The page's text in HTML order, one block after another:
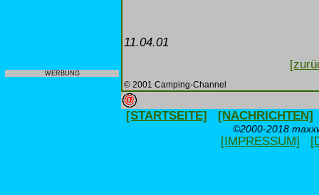
WERBUNG
11.04.01
© 2001 Camping-Channel
[STARTSEITE] [NACHRICHTEN]
©2000-2018
[IMPRESSUM]